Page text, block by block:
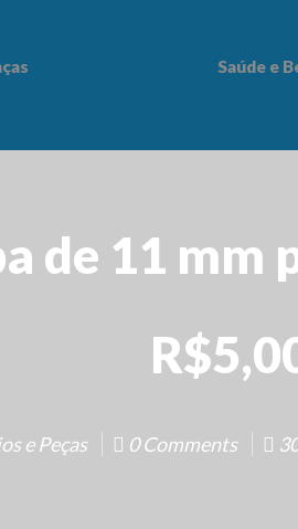
Saúde e
de 11 mm
e Peças 0 Comments